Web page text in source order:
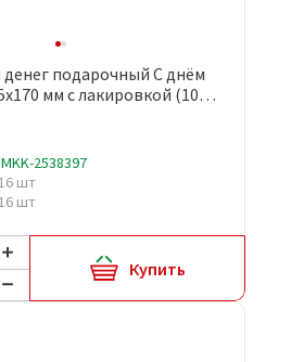
денег подарочный С днём
мм с лакировкой (10
1548-06)
2538397
16 шт
16 шт
Купить